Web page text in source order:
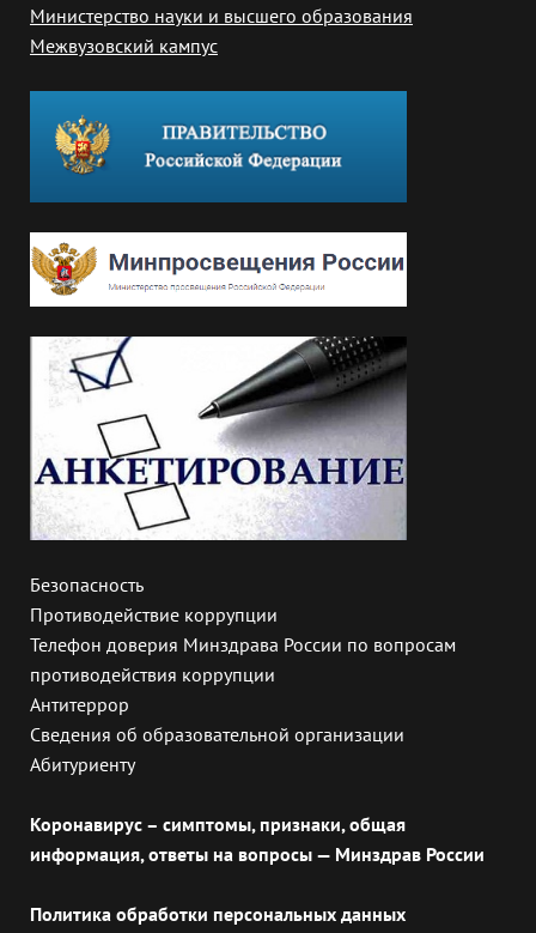
Министерство науки и высшего образования
Межвузовский кампус
Безопасность
Противодействие коррупции
Телефон доверия Минздрава России по вопросам
противодействия коррупции
Антитеррор
Сведения об образовательной организации
Абитуриенту
Коронавирус – симптомы, признаки, общая
информация, ответы на вопросы — Минздрав России
Политика обработки персональных данных